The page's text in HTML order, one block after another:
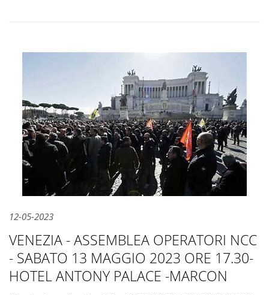
12-05-2023
VENEZIA - ASSEMBLEA OPERATORI NCC
- SABATO 13 MAGGIO 2023 ORE 17.30-
HOTEL ANTONY PALACE -MARCON